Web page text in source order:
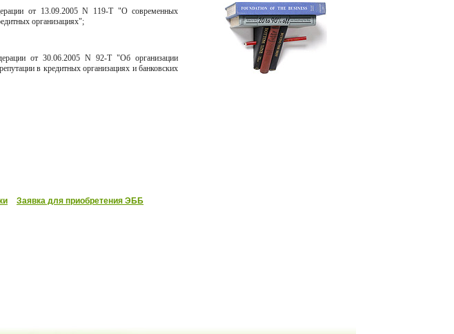
от 13.09.2005 N 119-Т "О современных
организациях";
от 30.06.2005 N 92-Т "Об организации
в кредитных организациях и банковских
Заявка для приобретения ЭББ